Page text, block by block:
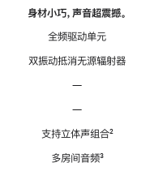
身材小巧，声音超震撼。
全频驱动单元
双振动抵消无源辐射器
—
—
支持立体声组合脚
²
多房间音频脚
³